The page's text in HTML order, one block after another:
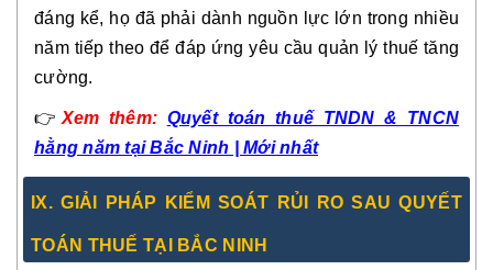
đáng kể, họ đã phải dành nguồn lực lớn trong nhiều
năm tiếp theo để đáp ứng yêu cầu quản lý thuế tăng
cường.
👉 Xem thêm: Quyết toán thuế TNDN & TNCN
hằng năm tại Bắc Ninh | Mới nhất
IX. GIẢI PHÁP KIỂM SOÁT RỦI RO SAU QUYẾT
TOÁN THUẾ TẠI BẮC NINH